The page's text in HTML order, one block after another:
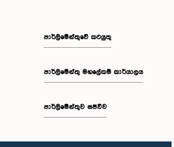
පාර්ලිමේන්තුවේ කටයුතු
පාර්ලිමේන්තු මහලේකම් කාර්යාලය
පාර්ලිමේන්තුව සජීවීව